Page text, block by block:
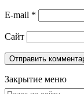
E-mail *
Сайт
Закрытие меню